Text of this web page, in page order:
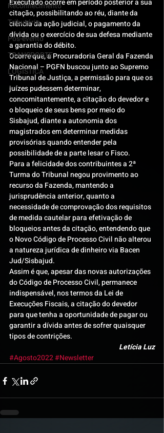
Reconhecimento
Tributário
Pós-evento
TRANSPORTE
LOGISTICA
Executado ocorre em período posterior a sua
citação, possibilitando ao réu, diante da
ciência da ação judicial, o pagamento da
dívida ou o exercício de sua defesa mediante
a garantia do débito.
Ocorre que, a Procuradoria Geral da Fazenda
Nacional – PGFN buscou junto ao Supremo
Tribunal de Justiça, a permissão para que os
juízes pudessem determinar,
concomitantemente, a citação do devedor e
o bloqueio de seus bens por meio do
Sisbajud, diante a autonomia dos
magistrados em determinar medidas
provisórias quando entender pela
possibilidade de a parte lesar o Fisco.
Para a felicidade dos contribuintes a 2ª
Turma do Tribunal negou provimento ao
recurso da Fazenda, mantendo a
jurisprudência anterior, quanto a
necessidade de comprovação dos requisitos
de medida cautelar para efetivação de
bloqueios antes da citação, entendendo que
o Novo Código de Processo Civil não alterou
a natureza jurídica de dinheiro via Bacen
Jud/Sisbajud.
Assim é que, apesar das novas autorizações
do Código de Processo Civil, permanece
indispensável, nos termos da Lei de
Execuções Fiscais, a citação do devedor
para que tenha a oportunidade de pagar ou
garantir a dívida antes de sofrer quaisquer
tipos de contrições.
Letícia Luz
#Agosto2022#Newsletter